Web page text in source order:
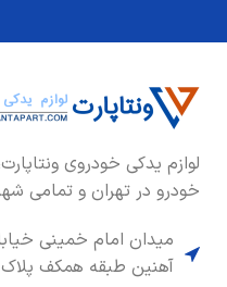
لوازم یدکی خودروی
خودرو در تهران و تمامی
میدان امام خمینی
آهنین طبقه همکف پلاک ۳۱۳